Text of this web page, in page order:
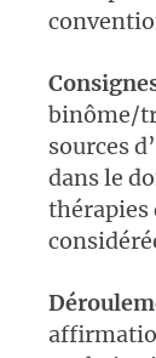
binôme/
sources
dans le
thérapies